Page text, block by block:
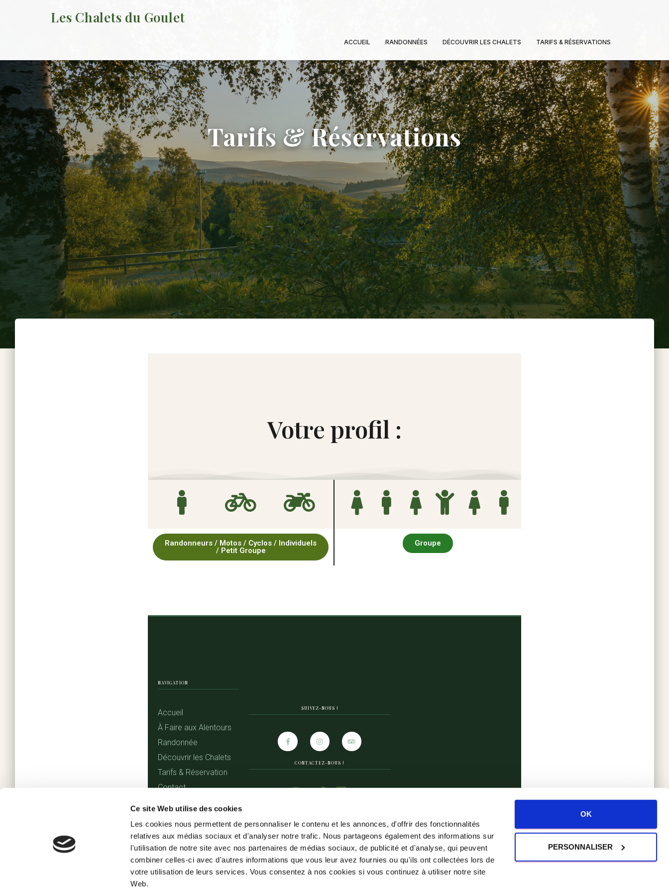
Ce site Web utilise des cookies
Les cookies nous permettent de personnaliser le contenu et les annonces, d'offrir des fonctionnalités
relatives aux médias sociaux et d'analyser notre trafic. Nous partageons également des informations sur
l'utilisation de notre site avec nos partenaires de médias sociaux, de publicité et d'analyse, qui peuvent
combiner celles-ci avec d'autres informations que vous leur avez fournies ou qu'ils ont collectées lors de
votre utilisation de leurs services. Vous consentez à nos cookies si vous continuez à utiliser notre site
Web.
OK
PERSONNALISER
Les Chalets du Goulet
ACCUEIL RANDONNÉES DÉCOUVRIR LES CHALETS TARIFS & RÉSERVATIONS
Tarifs & Réservations
Votre profil :
Randonneurs / Motos / Cyclos / Individuels
/ Petit Groupe
Groupe
NAVIGATION
Accueil
À Faire aux Alentours
Randonnée
Découvrir les Chalets
Tarifs & Réservation
Contact
SUIVEZ-NOUS !
CONTACTEZ-NOUS !